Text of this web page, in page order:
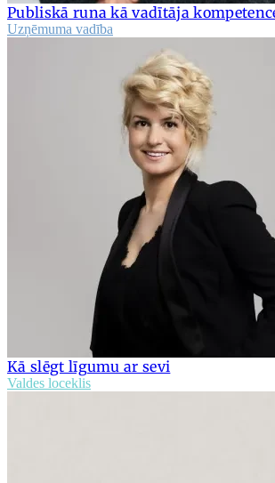
Publiskā runa kā vadītāja
Uzņēmuma vadība
Kā slēgt līgumu ar sevi
Valdes loceklis